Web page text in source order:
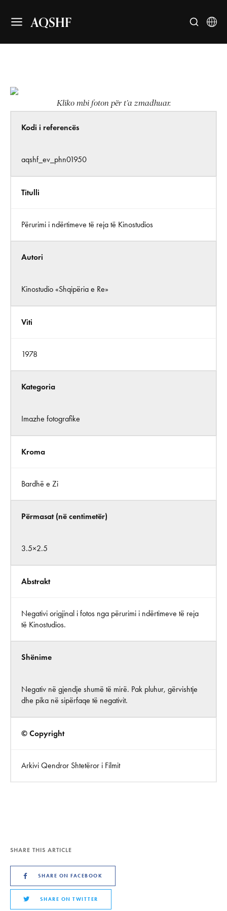
AQSHF
Kliko mbi foton për t’a zmadhuar.
Kodi i referencës
aqshf_ev_phn01950
Titulli
Përurimi i ndërtimeve të reja të Kinostudios
Autori
Kinostudio «Shqipëria e Re»
Viti
1978
Kategoria
Imazhe fotografike
Kroma
Bardhë e Zi
Përmasat (në centimetër)
3.5×2.5
Abstrakt
Negativi origjinal i fotos nga përurimi i ndërtimeve të reja
të Kinostudios.
Shënime
Negativ në gjendje shumë të mirë. Pak pluhur, gërvishtje
dhe pika në sipërfaqe të negativit.
© Copyright
Arkivi Qendror Shtetëror i Filmit
SHARE THIS ARTICLE
SHARE ON FACEBOOK
SHARE ON TWITTER